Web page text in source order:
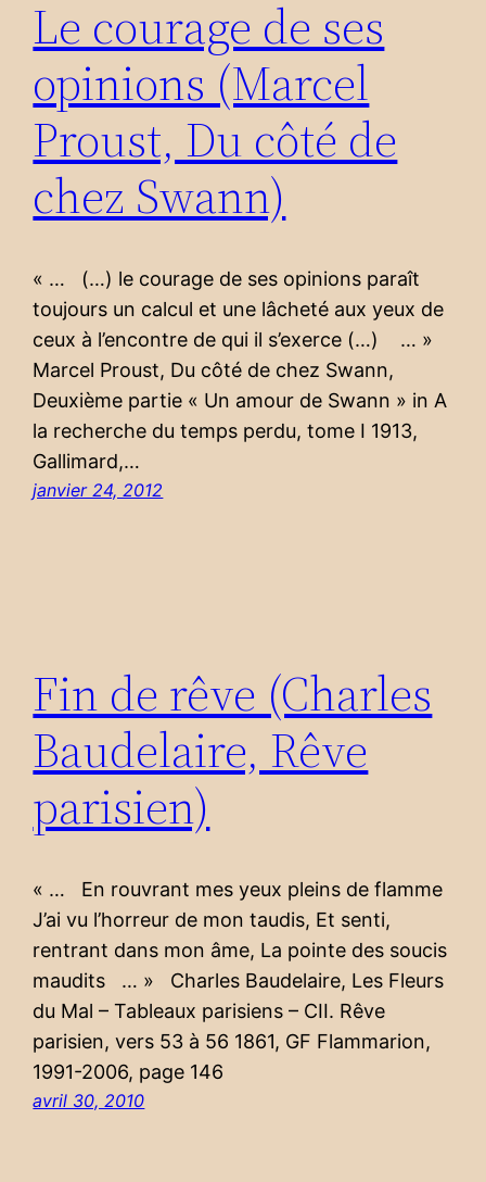
Le courage de ses
opinions (Marcel
Proust, Du côté de
chez Swann)
« … (…) le courage de ses opinions paraît
toujours un calcul et une lâcheté aux yeux de
ceux à l’encontre de qui il s’exerce (…) … »
Marcel Proust, Du côté de chez Swann,
Deuxième partie « Un amour de Swann » in A
la recherche du temps perdu, tome I 1913,
Gallimard,…
janvier 24, 2012
Fin de rêve (Charles
Baudelaire, Rêve
parisien)
« … En rouvrant mes yeux pleins de flamme
J’ai vu l’horreur de mon taudis, Et senti,
rentrant dans mon âme, La pointe des soucis
maudits … » Charles Baudelaire, Les Fleurs
du Mal – Tableaux parisiens – CII. Rêve
parisien, vers 53 à 56 1861, GF Flammarion,
1991-2006, page 146
avril 30, 2010